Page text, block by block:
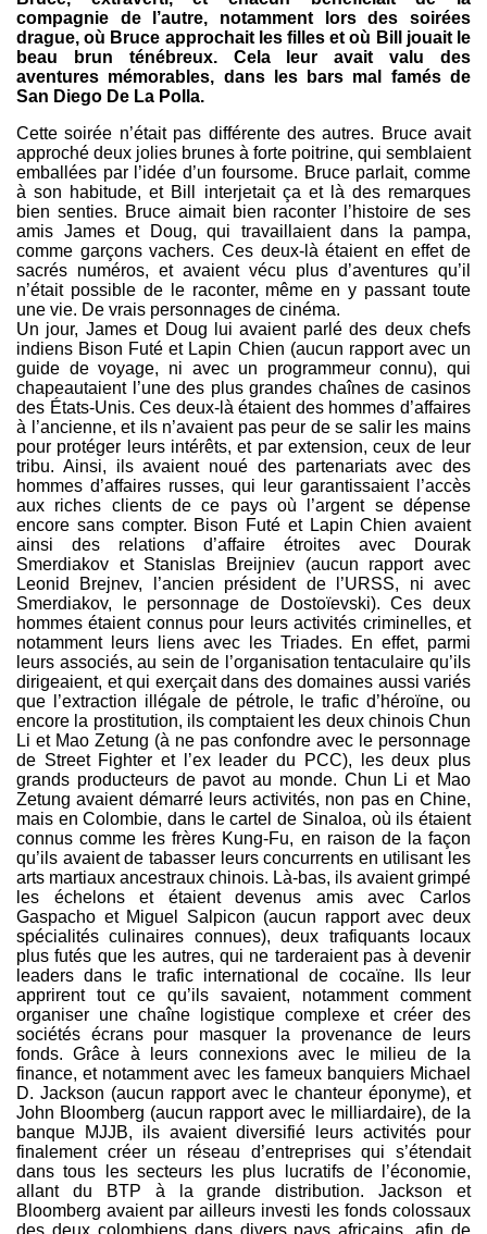
compagnie de l’autre, notamment lors des soirées
drague, où Bruce approchait les filles et où Bill jouait le
beau brun ténébreux. Cela leur avait valu des
aventures mémorables, dans les bars mal famés de
San Diego De La Polla.
Cette soirée n’était pas différente des autres. Bruce avait
approché deux jolies brunes à forte poitrine, qui semblaient
emballées par l’idée d’un foursome. Bruce parlait, comme
à son habitude, et Bill interjetait ça et là des remarques
bien senties. Bruce aimait bien raconter l’histoire de ses
amis James et Doug, qui travaillaient dans la pampa,
comme garçons vachers. Ces deux-là étaient en effet de
sacrés numéros, et avaient vécu plus d’aventures qu’il
n’était possible de le raconter, même en y passant toute
une vie. De vrais personnages de cinéma.
Un jour, James et Doug lui avaient parlé des deux chefs
indiens Bison Futé et Lapin Chien (aucun rapport avec un
guide de voyage, ni avec un programmeur connu), qui
chapeautaient l’une des plus grandes chaînes de casinos
des États-Unis. Ces deux-là étaient des hommes d’affaires
à l’ancienne, et ils n’avaient pas peur de se salir les mains
pour protéger leurs intérêts, et par extension, ceux de leur
tribu. Ainsi, ils avaient noué des partenariats avec des
hommes d’affaires russes, qui leur garantissaient l’accès
aux riches clients de ce pays où l’argent se dépense
encore sans compter. Bison Futé et Lapin Chien avaient
ainsi des relations d’affaire étroites avec Dourak
Smerdiakov et Stanislas Breijniev (aucun rapport avec
Leonid Brejnev, l’ancien président de l’URSS, ni avec
Smerdiakov, le personnage de Dostoïevski). Ces deux
hommes étaient connus pour leurs activités criminelles, et
notamment leurs liens avec les Triades. En effet, parmi
leurs associés, au sein de l’organisation tentaculaire qu’ils
dirigeaient, et qui exerçait dans des domaines aussi variés
que l’extraction illégale de pétrole, le trafic d’héroïne, ou
encore la prostitution, ils comptaient les deux chinois Chun
Li et Mao Zetung (à ne pas confondre avec le personnage
de Street Fighter et l’ex leader du PCC), les deux plus
grands producteurs de pavot au monde. Chun Li et Mao
Zetung avaient démarré leurs activités, non pas en Chine,
mais en Colombie, dans le cartel de Sinaloa, où ils étaient
connus comme les frères Kung-Fu, en raison de la façon
qu’ils avaient de tabasser leurs concurrents en utilisant les
arts martiaux ancestraux chinois. Là-bas, ils avaient grimpé
les échelons et étaient devenus amis avec Carlos
Gaspacho et Miguel Salpicon (aucun rapport avec deux
spécialités culinaires connues), deux trafiquants locaux
plus futés que les autres, qui ne tarderaient pas à devenir
leaders dans le trafic international de cocaïne. Ils leur
apprirent tout ce qu’ils savaient, notamment comment
organiser une chaîne logistique complexe et créer des
sociétés écrans pour masquer la provenance de leurs
fonds. Grâce à leurs connexions avec le milieu de la
finance, et notamment avec les fameux banquiers Michael
D. Jackson (aucun rapport avec le chanteur éponyme), et
John Bloomberg (aucun rapport avec le milliardaire), de la
banque MJJB, ils avaient diversifié leurs activités pour
finalement créer un réseau d’entreprises qui s’étendait
dans tous les secteurs les plus lucratifs de l’économie,
allant du BTP à la grande distribution. Jackson et
Bloomberg avaient par ailleurs investi les fonds colossaux
des deux colombiens dans divers pays africains, afin de